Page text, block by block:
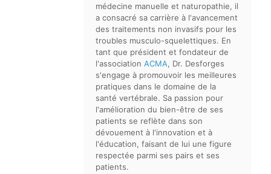
médecine manuelle et naturopathie, il
a consacré sa carrière à l'avancement
des traitements non invasifs pour les
troubles musculo-squelettiques. En
tant que président et fondateur de
l'association ACMA, Dr. Desforges
s'engage à promouvoir les meilleures
pratiques dans le domaine de la
santé vertébrale. Sa passion pour
l'amélioration du bien-être de ses
patients se reflète dans son
dévouement à l'innovation et à
l'éducation, faisant de lui une figure
respectée parmi ses pairs et ses
patients.